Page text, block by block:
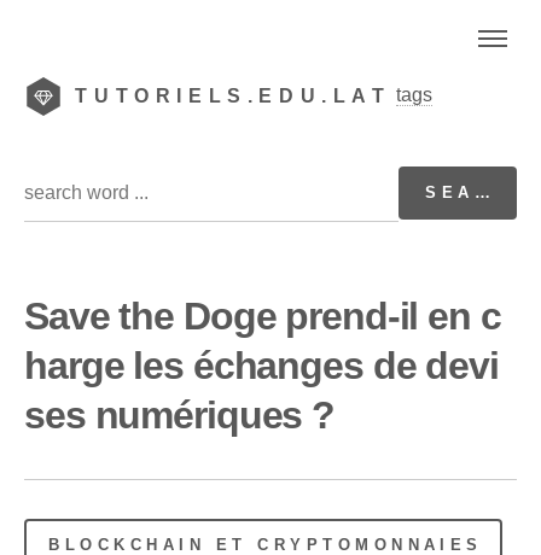
TUTORIELS.EDU.LAT tags
Save the Doge prend-il en c
harge les échanges de devi
ses numériques ?
BLOCKCHAIN ET CRYPTOMONNAIES